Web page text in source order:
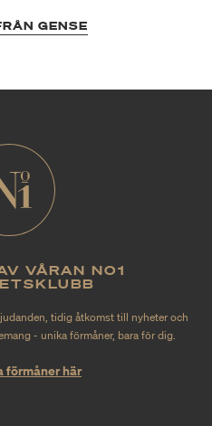
GENSE
VÅRAN NO1
tidig åtkomst till nyheter och
- unika förmåner, bara för dig.
förmåner här